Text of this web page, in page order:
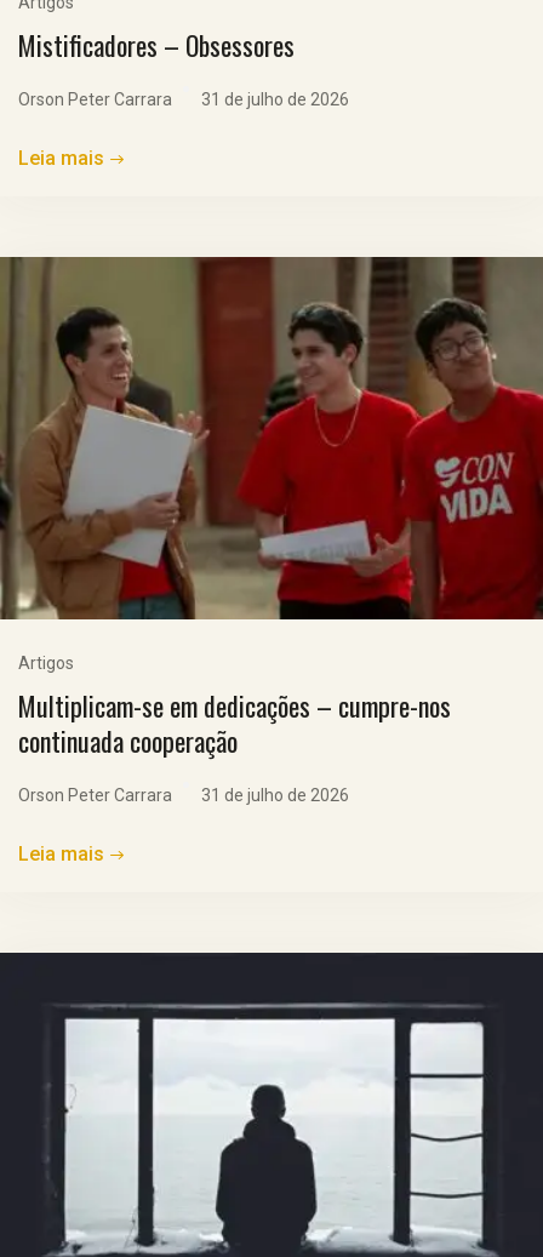
Mistificadores – Obsessores
Orson Peter Carrara 31 de julho de 2026
Leia mais
Artigos
Multiplicam-se em dedicações – cumpre-nos
continuada cooperação
Orson Peter Carrara 31 de julho de 2026
Leia mais